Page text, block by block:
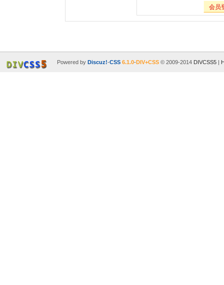
会员
Powered by Discuz!-CSS 6.1.0-DIV+CSS© 2009-2014 DIVCSS5|